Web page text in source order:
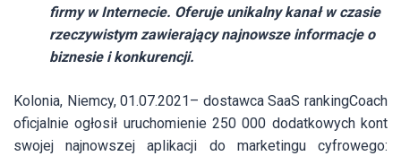
firmy w Internecie. Oferuje unikalny kanał w czasie
rzeczywistym zawierający najnowsze informacje o
biznesie i konkurencji.
Kolonia, Niemcy, 01.07.2021– dostawca SaaS rankingCoach
oficjalnie ogłosił uruchomienie 250 000 dodatkowych kont
swojej najnowszej aplikacji do marketingu cyfrowego: